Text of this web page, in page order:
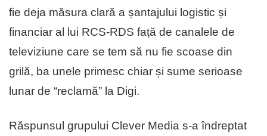
fie deja măsura clară a șantajului logistic și
financiar al lui RCS-RDS față de canalele de
televiziune care se tem să nu fie scoase din
grilă, ba unele primesc chiar și sume serioase
lunar de “reclamă” la Digi.
Răspunsul grupului Clever Media s-a îndreptat